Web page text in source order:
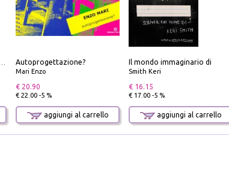
Autoprogettazione?
Mari Enzo
€ 20.90
€ 22.00 -5 %
aggiungi al carrello
Il mondo immaginario di
Smith Keri
€ 16.15
€ 17.00 -5 %
aggiungi al carrello